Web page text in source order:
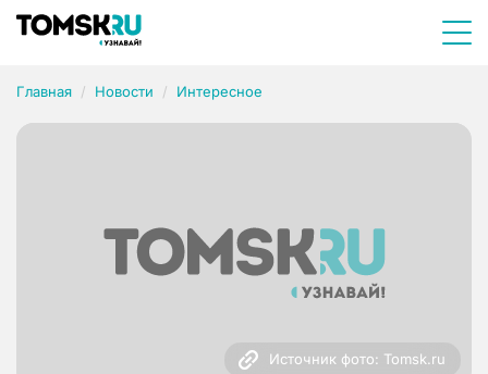
Главная Новости Интересное
Источник фото: Tomsk.ru